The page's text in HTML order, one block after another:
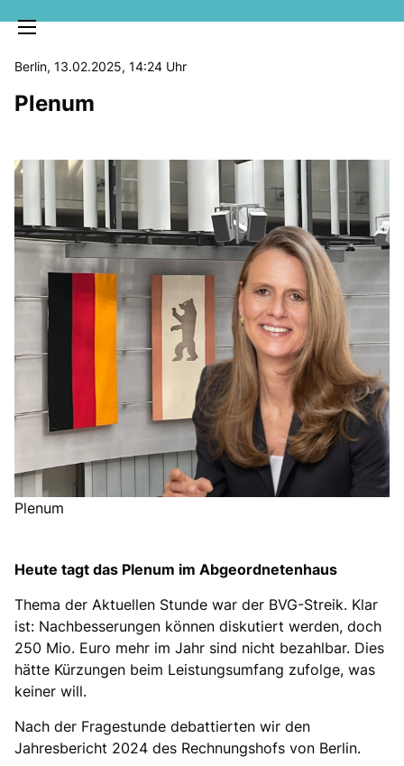
MELDUNGEN
SOZIALE MEDIEN
KLARTEXT
Berlin, 13.02.2025, 14:24 Uhr
Plenum
Heute tagt das Plenum im Abgeordnetenhaus
Thema der Aktuellen Stunde war der BVG-Streik. Klar
ist: Nachbesserungen können diskutiert werden, doch
250 Mio. Euro mehr im Jahr sind nicht bezahlbar. Dies
hätte Kürzungen beim Leistungsumfang zufolge, was
keiner will.
Nach der Fragestunde debattierten wir den
Jahresbericht 2024 des Rechnungshofs von Berlin.
Plenum